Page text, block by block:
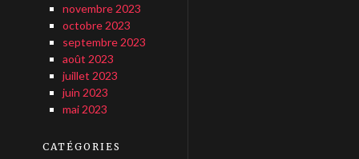
novembre 2023
octobre 2023
septembre 2023
août 2023
juillet 2023
juin 2023
mai 2023
CATÉGORIES